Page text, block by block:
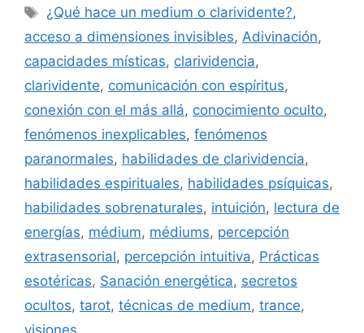
Etiquetas
¿Qué hace un medium o clarividente?,
acceso a dimensiones invisibles, Adivinación,
capacidades místicas, clarividencia,
clarividente, comunicación con espíritus,
conexión con el más allá, conocimiento oculto,
fenómenos inexplicables, fenómenos
paranormales, habilidades de clarividencia,
habilidades espirituales, habilidades psíquicas,
habilidades sobrenaturales, intuición, lectura de
energías, médium, médiums, percepción
extrasensorial, percepción intuitiva, Prácticas
esotéricas, Sanación energética, secretos
ocultos, tarot, técnicas de medium, trance,